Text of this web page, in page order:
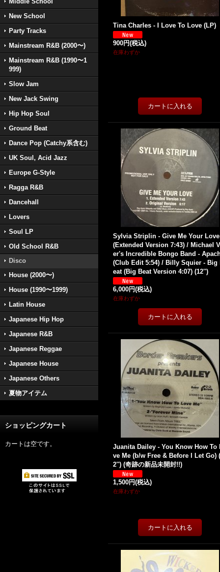
New School
Party Tracks
Mainstream R&B (2000〜)
Mainstream R&B (1990〜1
999)
Slow Jam
New Jack Swing
Hip Hop Soul
Ground Beat
Dance Pop (Catchy系含む)
UK Soul, Acid Jazz
Europe G-Style
Ragga R&B
Dancehall
Lovers
Soul LP
Old School R&B
Disco
House (2000〜)
House (1990〜1999)
Latin House
Japanese Hip Hop
Japanese R&B
Japanese Reggae
Japanese House
Japanese Others
夏物アイテム
ショッピングカート
カートは空です。
Tina Charles - I Love To Love (LP)
900円(税込)
在庫わずか
Sylvia Striplin - Give Me Your Love
(Extended Version 7:43) / Michael
er's Incredible Bongo Band -
(Club Edit 5:54) / Billy Squier - Big
eat (Big Beat Version 4:07) (12'')
6,000円(税込)
在庫わずか
Juanita Dailey - You Know How To
ve Me (b/w Free & Before I Let Go)
2'') (奇跡の新品未開封!!)
1,500円(税込)
在庫わずか